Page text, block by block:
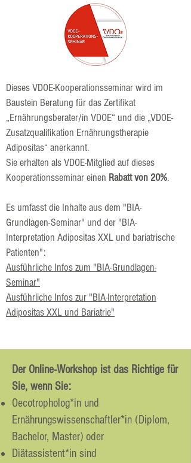
Dieses VDOE-Kooperationsseminar wird im
Baustein Beratung für das Zertifikat
„Ernährungsberater/in VDOE“ und die „VDOE-
Zusatzqualifikation Ernährungstherapie
Adipositas“ anerkannt.
Sie erhalten als VDOE-Mitglied auf dieses
Kooperationsseminar einen Rabatt von 20%.
Es umfasst die Inhalte aus dem "BIA-
Grundlagen-Seminar" und der "BIA-
Interpretation Adipositas XXL und bariatrische
Patienten":
Ausführliche Infos zum "BIA-Grundlagen-
Seminar"
Ausführliche Infos zur "BIA-Interpretation
Adipositas XXL und Bariatrie"
Der Online-Workshop ist das Richtige für
Sie, wenn Sie:
Oecotropholog*in und
Ernährungswissenschaftler*in (Diplom,
Bachelor, Master) oder
Diätassistent*in sind